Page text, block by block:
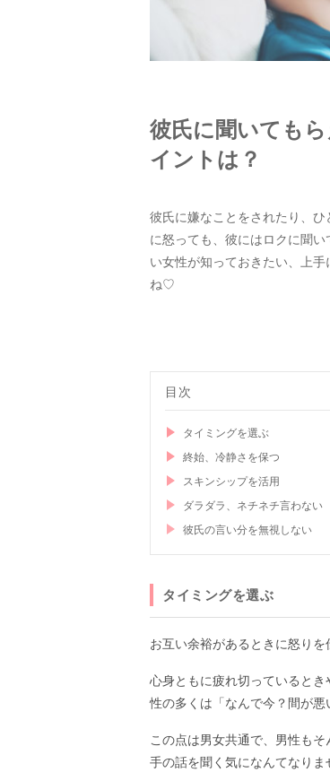
彼氏に聞いても
イントは？
彼氏に嫌なことをされたり、
に怒っても、彼にはロクに聞
い女性が知っておきたい、上
ね♡
目次
タイミングを選ぶ
終始、冷静さを保つ
スキンシップを活用
ダラダラ、ネチネチ言わない
彼氏の言い分を無視しない
タイミングを選ぶ
お互い余裕があるときに怒りを
心身ともに疲れ切っていると
性の多くは「なんで今？間が
この点は男女共通で、男性も
手の話を聞く気になんてなりま